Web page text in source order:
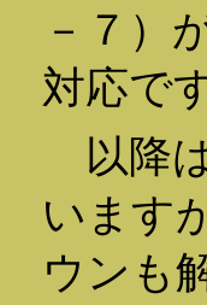
－７）
対応で
以降
います
ウンも